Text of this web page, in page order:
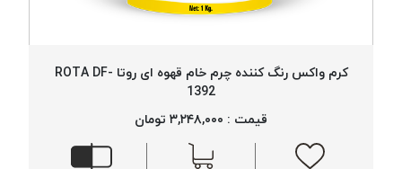
کرم واکس رنگ کننده چرم خام قهوه ای روتا ROTA DF-
1392
قیمت : ۳,۲۴۸,۰۰۰ تومان